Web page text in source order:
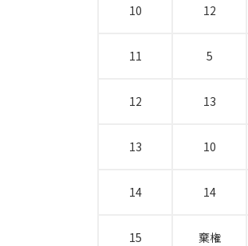
10 12
11 5
12 13
13 10
14 14
15 棄権